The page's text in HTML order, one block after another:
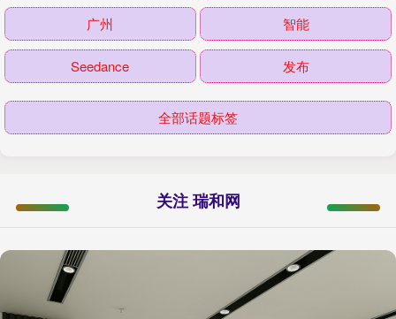
广州 智能
Seedance 发布
全部话题标签
关注 瑞和网